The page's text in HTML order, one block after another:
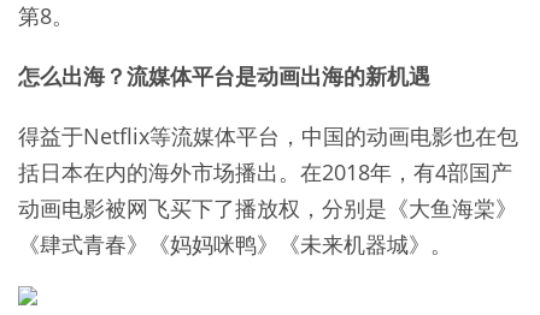
第8。
怎么出海？流媒体平台是动画出海的新机遇
得益于Netflix等流媒体平台，中国的动画电影也在包
括日本在内的海外市场播出。在2018年，有4部国产
动画电影被网飞买下了播放权，分别是《大鱼海棠》
《肆式青春》《妈妈咪鸭》《未来机器城》。